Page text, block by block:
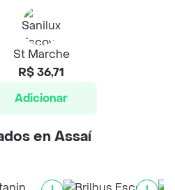
St Marche
R$ 36,71
Adicionar
en Assaí